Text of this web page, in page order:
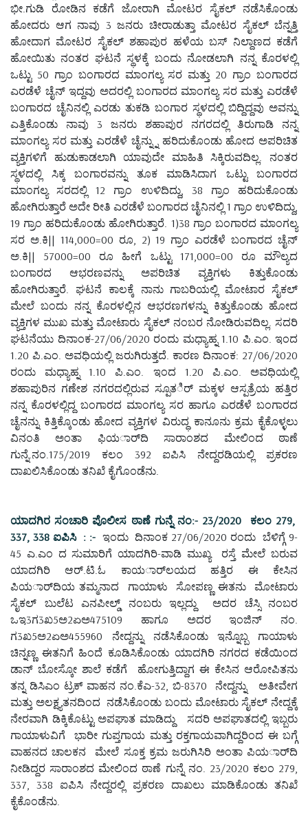
ಭೀ.ಗುಡಿ ರೋಡಿನ ಕಡೆಗೆ ಜೋರಾಗಿ ಮೋಟರ ಸೈಕಲ್ ನಡೆಸಿಕೊಂಡು
ಹೋದರು ಆಗ ನಾವು 3 ಜನರು ಚೀರಾಡುತ್ತಾ ಮೋಟರ ಸೈಕಲ್ ಬೆನ್ನತ್ತಿ
ಹೋದಾಗ ಮೋಟರ ಸೈಕಲ್ ಶಹಾಪುರ ಹಳೆಯ ಬಸ್ ನಿಲ್ದಾಣದ ಕಡೆಗೆ
ಹೋಯಿತು ನಂತರ ಘಟನೆ ಸ್ಥಳಕ್ಕೆ ಬಂದು ನೋಡಲಾಗಿ ನನ್ನ ಕೊರಳಲ್ಲಿ
ಒಟ್ಟು 50 ಗ್ರಾಂ ಬಂಗಾರದ ಮಾಂಗಲ್ಯ ಸರ ಮತ್ತು 20 ಗ್ರಾಂ ಬಂಗಾರದ
ಎರಡೆಳೆ ಚೈನ್ ಇದ್ದವು ಅದರಲ್ಲಿ ಬಂಗಾರದ ಮಾಂಗಲ್ಯ ಸರ ಮತ್ತು ಎರಡೆಳೆ
ಬಂಗಾರದ ಚೈನಿನಲ್ಲಿ ಎರಡು ತುಕಡಿ ಬಂಗಾರ ಸ್ಥಳದಲ್ಲಿ ಬಿದ್ದಿದ್ದವು ಅವನ್ನು
ಎತ್ತಿಕೊಂಡು ನಾವು 3 ಜನರು ಶಹಾಪುರ ನಗರದಲ್ಲಿ ತಿರುಗಾಡಿ ನನ್ನ
ಮಾಂಗಲ್ಯ ಸರ ಮತ್ತು ಎರಡೆಳೆ ಚೈನ್ನ್ನು ಹರಿದುಕೊಂಡು ಹೋದ ಅಪರಿಚಿತ
ವ್ಯಕ್ತಿಗಳಿಗೆ ಹುಡುಕಾಡಲಾಗಿ ಯಾವುದೇ ಮಾಹಿತಿ ಸಿಕ್ಕಿರುವದಿಲ್ಲ. ನಂತರ
ಸ್ಥಳದಲ್ಲಿ ಸಿಕ್ಕ ಬಂಗಾರವನ್ನು ತೂಕ ಮಾಡಿಸಿದಾಗ ಒಟ್ಟು ಬಂಗಾರದ
ಮಾಂಗಲ್ಯ ಸರದಲ್ಲಿ 12 ಗ್ರಾಂ ಉಳಿದಿದ್ದು, 38 ಗ್ರಾಂ ಹರಿದುಕೊಂಡು
ಹೋಗಿರುತ್ತಾರೆ ಅದೇ ರೀತಿ ಎರಡೆಳೆ ಬಂಗಾರದ ಚೈನಿನಲ್ಲಿ 1 ಗ್ರಾಂ ಉಳಿದಿದ್ದು,
19 ಗ್ರಾಂ ಹರಿದುಕೊಂಡು ಹೋಗಿರುತ್ತಾರೆ. 1)38 ಗ್ರಾಂ ಬಂಗಾರದ ಮಾಂಗಲ್ಯ
ಸರ ಅ.ಕಿ|| 114,000=00 ರೂ, 2) 19 ಗ್ರಾಂ ಎರಡೆಳೆ ಬಂಗಾರದ ಚೈನ್
ಅ.ಕಿ|| 57000=00 ರೂ ಹೀಗೆ ಒಟ್ಟು 171,000=00 ರೂ ಮೌಲ್ಯದ
ಬಂಗಾರದ ಆಭರಣವನ್ನು ಅಪರಿಚಿತ ವ್ಯಕ್ತಿಗಳು ಕಿತ್ತುಕೊಂಡು
ಹೋಗಿರುತ್ತಾರೆ. ಘಟನೆ ಕಾಲಕ್ಕೆ ನಾನು ಗಾಬರಿಯಲ್ಲಿ ಮೋಟಾರ ಸೈಕಲ್
ಮೇಲೆ ಬಂದು ನನ್ನ ಕೊರಳಲ್ಲಿನ ಆಭರಣಗಳನ್ನು ಕಿತ್ತುಕೊಂಡು ಹೋದ
ವ್ಯಕ್ತಿಗಳ ಮುಖ ಮತ್ತು ಮೋಟಾರು ಸೈಕಲ್ ನಂಬರ ನೋಡಿರುವದಿಲ್ಲ. ಸದರಿ
ಘಟನೆಯು ದಿನಾಂಕ-27/06/2020 ರಂದು ಮಧ್ಯಾಹ್ನ 1.10 ಪಿ.ಎಂ. ಇಂದ
1.20 ಪಿ.ಎಂ. ಅವಧಿಯಲ್ಲಿ ಜರುಗಿರುತ್ತದೆ. ಕಾರಣ ದಿನಾಂಕ: 27/06/2020
ರಂದು ಮಧ್ಯಾಹ್ನ 1.10 ಪಿ.ಎಂ. ಇಂದ 1.20 ಪಿ.ಎಂ. ಅವಧಿಯಲ್ಲಿ
ಶಹಾಪುರಿನ ಗಣೇಶ ನಗರದಲ್ಲಿರುವ ಸ್ಪೂತರ್ಿ ಮಕ್ಕಳ ಆಸ್ಪತ್ರೆಯ ಹತ್ತಿರ
ನನ್ನ ಕೊರಳಲ್ಲಿದ್ದ ಬಂಗಾರದ ಮಾಂಗಲ್ಯ ಸರ ಹಾಗೂ ಎರಡೆಳೆ ಬಂಗಾರದ
ಚೈನನ್ನು ಕಿತ್ತಿಕ್ಕೊಂಡು ಹೋದ ವ್ಯಕ್ತಿಗಳ ವಿರುದ್ಧ ಕಾನೂನು ಕ್ರಮ ಕೈಕೊಳ್ಳಲು
ವಿನಂತಿ ಅಂತಾ ಫಿಯರ್ಾದಿ ಸಾರಾಂಶದ ಮೇಲಿಂದ ಠಾಣೆ
ಗುನ್ನೆ.ನಂ.175/2019 ಕಲಂ 392 ಐಪಿಸಿ ನೇದ್ದರಡಿಯಲ್ಲಿ ಪ್ರಕರಣ
ದಾಖಲಿಸಿಕೊಂಡು ತನಿಖೆ ಕೈಗೊಂಡೆನು.
ಯಾದಗಿರ ಸಂಚಾರಿ ಪೊಲೀಸ ಠಾಣೆ ಗುನ್ನೆ ನಂ:- 23/2020 ಕಲಂ 279,
337, 338 ಐಪಿಸಿ : :- ಇಂದು ದಿನಾಂಕ 27/06/2020 ರಂದು ಬೆಳಿಗ್ಗೆ 9-
45 ಎ.ಎಂ ದ ಸುಮಾರಿಗೆ ಯಾದಗಿರಿ-ವಾಡಿ ಮುಖ್ಯ ರಸ್ತೆ ಮೇಲೆ ಬರುವ
ಯಾದಗಿರಿ ಆರ್.ಟಿ.ಓ ಕಾಯರ್ಾಲಯದ ಹತ್ತಿರ ಈ ಕೇಸಿನ
ಪಿಯರ್ಾದಿಯ ತಮ್ಮನಾದ ಗಾಯಾಳು ಸೋಪಣ್ಣ ಈತನು ಮೋಟಾರು
ಸೈಕಲ್ ಬುಲೆಟ ಎನಪೀಲ್ಡ್ ನಂಬರು ಇಲ್ಲದ್ದು ಅದರ ಚೆಸ್ಸಿ ನಂಬರ
ಒಇ3ಗ3ಖ5ಅ2ಏಅ475109 ಹಾಗೂ ಅದರ ಇಂಜಿನ್ ನಂ.
ಗ3ಖ5ಅ2ಏಅ455960 ನೇದ್ದನ್ನು ನಡೆಸಿಕೊಂಡು ಇನ್ನೊಬ್ಬ ಗಾಯಾಳು
ಚಿನ್ನಣ್ಣ ಈತನಿಗೆ ಹಿಂದೆ ಕೂಡಿಸಿಕೊಂಡು ಯಾದಗಿರಿ ನಗರದ ಕಡೆಯಿಂದ
ಡಾನ್ ಬೋಸ್ಕೋ ಶಾಲೆ ಕಡೆಗೆ ಹೋಗುತ್ತಿದ್ದಾಗ ಈ ಕೇಸಿನ ಆರೋಪಿತನು
ತನ್ನ ಡಿಸಿಎಂ ಟ್ರಕ್ ವಾಹನ ನಂ.ಕೆಎ-32, ಬಿ-8370 ನೇದ್ದನ್ನು ಅತೀವೇಗ
ಮತ್ತು ಅಲಕ್ಷ್ಯತನದಿಂದ ನಡೆಸಿಕೊಂಡು ಬಂದು ಮೋಟಾರು ಸೈಕಲ್ ನೇದ್ದಕ್ಕೆ
ನೇರವಾಗಿ ಡಿಕ್ಕಿಕೊಟ್ಟು ಅಪಘಾತ ಮಾಡಿದ್ದು ಸದರಿ ಅಪಘಾತದಲ್ಲಿ ಇಬ್ಬರು
ಗಾಯಾಳುವಿಗೆ ಭಾರೀ ಗುಪ್ತಗಾಯ ಮತ್ತು ರಕ್ತಗಾಯವಾಗಿದ್ದರಿಂದ ಈ ಬಗ್ಗೆ
ವಾಹನದ ಚಾಲಕನ ಮೇಲೆ ಸೂಕ್ತ ಕ್ರಮ ಜರುಗಿಸಿರಿ ಅಂತಾ ಪಿಯರ್ಾದಿ
ನೀಡಿದ್ದರ ಸಾರಾಂಶದ ಮೇಲಿಂದ ಠಾಣೆ ಗುನ್ನೆ ನಂ. 23/2020 ಕಲಂ 279,
337, 338 ಐಪಿಸಿ ನೇದ್ದರಲ್ಲಿ ಪ್ರಕರಣ ದಾಖಲು ಮಾಡಿಕೊಂಡು ತನಿಖೆ
ಕೈಕೊಂಡೆನು.